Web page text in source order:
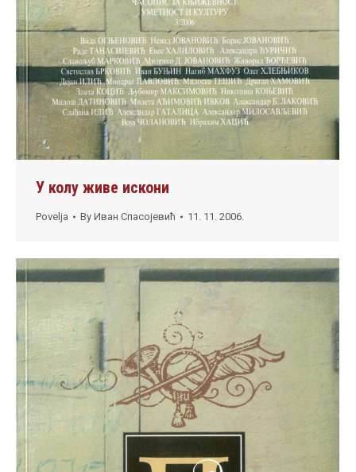
У колу живе искони
Povelja By Иван Спасојевић 11. 11. 2006.